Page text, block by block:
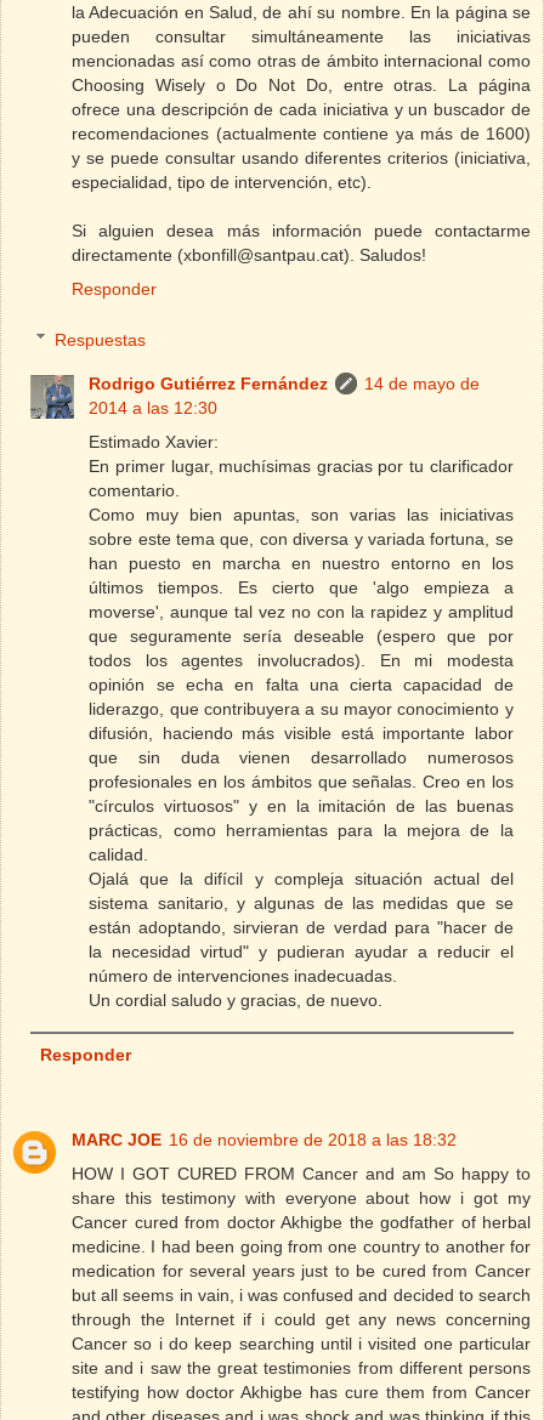
la Adecuación en Salud, de ahí su nombre. En la página se
pueden consultar simultáneamente las iniciativas
mencionadas así como otras de ámbito internacional como
Choosing Wisely o Do Not Do, entre otras. La página
ofrece una descripción de cada iniciativa y un buscador de
recomendaciones (actualmente contiene ya más de 1600)
y se puede consultar usando diferentes criterios (iniciativa,
especialidad, tipo de intervención, etc).
Si alguien desea más información puede contactarme
directamente (xbonfill@santpau.cat). Saludos!
Responder
Respuestas
Rodrigo Gutiérrez Fernández
14 de mayo de
2014 a las 12:30
Estimado Xavier:
En primer lugar, muchísimas gracias por tu clarificador
comentario.
Como muy bien apuntas, son varias las iniciativas
sobre este tema que, con diversa y variada fortuna, se
han puesto en marcha en nuestro entorno en los
últimos tiempos. Es cierto que 'algo empieza a
moverse', aunque tal vez no con la rapidez y amplitud
que seguramente sería deseable (espero que por
todos los agentes involucrados). En mi modesta
opinión se echa en falta una cierta capacidad de
liderazgo, que contribuyera a su mayor conocimiento y
difusión, haciendo más visible está importante labor
que sin duda vienen desarrollado numerosos
profesionales en los ámbitos que señalas. Creo en los
"círculos virtuosos" y en la imitación de las buenas
prácticas, como herramientas para la mejora de la
calidad.
Ojalá que la difícil y compleja situación actual del
sistema sanitario, y algunas de las medidas que se
están adoptando, sirvieran de verdad para "hacer de
la necesidad virtud" y pudieran ayudar a reducir el
número de intervenciones inadecuadas.
Un cordial saludo y gracias, de nuevo.
Responder
MARC JOE 16 de noviembre de 2018 a las 18:32
HOW I GOT CURED FROM Cancer and am So happy to
share this testimony with everyone about how i got my
Cancer cured from doctor Akhigbe the godfather of herbal
medicine. I had been going from one country to another for
medication for several years just to be cured from Cancer
but all seems in vain, i was confused and decided to search
through the Internet if i could get any news concerning
Cancer so i do keep searching until i visited one particular
site and i saw the great testimonies from different persons
testifying how doctor Akhigbe has cure them from Cancer